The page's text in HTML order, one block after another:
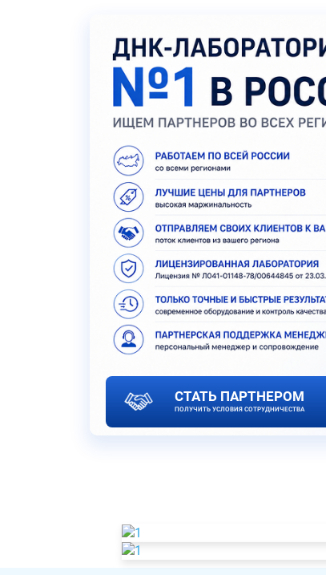
СТАТЬ ПАРТНЕРОМ
ПОЛУЧИТЬ УСЛОВИЯ СОТРУДНИЧЕСТВА